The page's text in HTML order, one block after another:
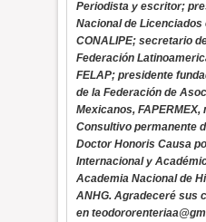
Periodista y escritor;
Nacional de Licenciados
CONALIPE; secretario
Federación
FELAP; presidente
de la Federación de
Mexicanos,
Consultivo permanente
Doctor Honoris Causa
Internacional y
Academia Nacional de
ANHG. Agradeceré sus
en